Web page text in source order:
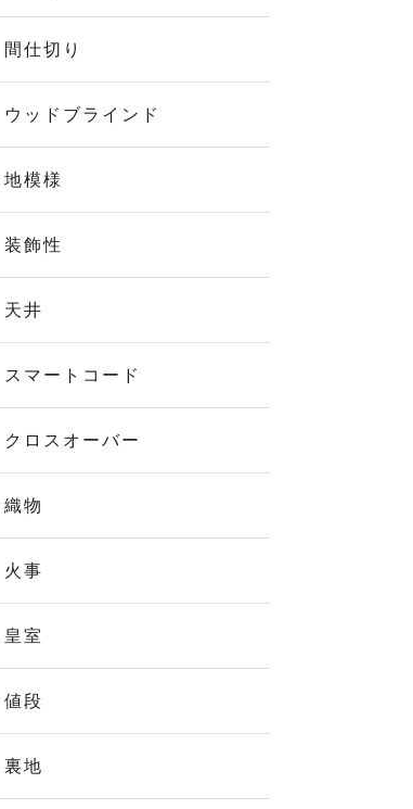
間仕切り
ウッドブラインド
地模様
装飾性
天井
スマートコード
クロスオーバー
織物
火事
皇室
値段
裏地